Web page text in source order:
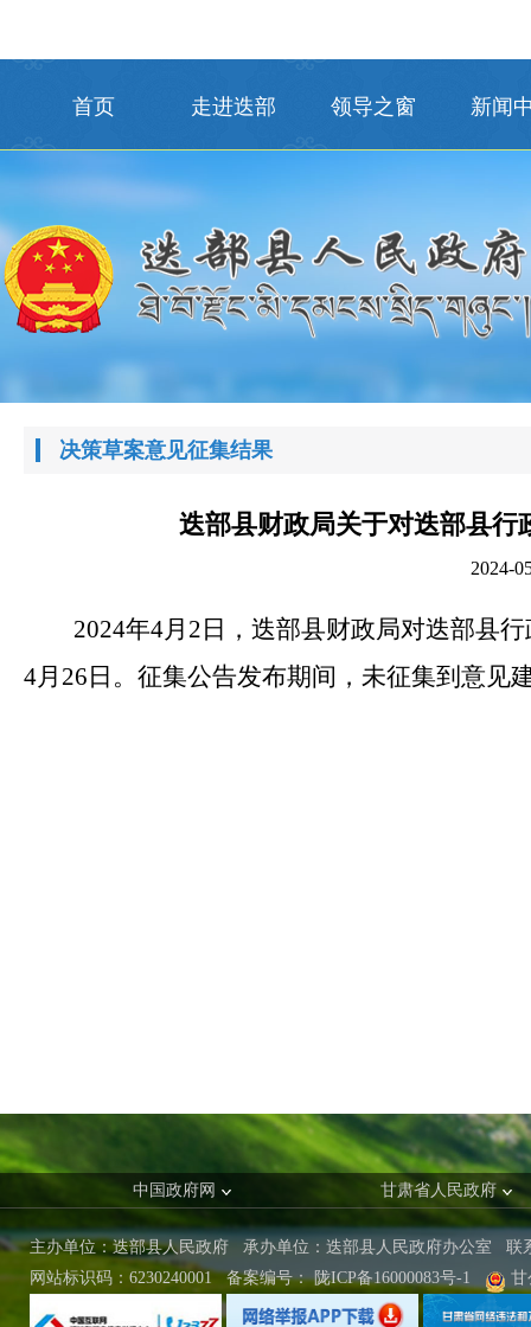
首页 走进迭部 领导之窗 新闻
决策草案意见征集结果
迭部县财政局关于对迭部县行
2024-
2024年4月2日，迭部县财政局对迭部县
4月26日。征集公告发布期间，未征集到意见
中国政府网 甘肃省人民政府
主办单位：迭部县人民政府 承办单位：迭部县人民政府办公室 联
网站标识码：6230240001
备案编号： 陇ICP备16000083号-1 甘